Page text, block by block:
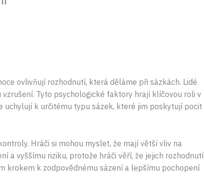
ovlivňují rozhodnutí, která děláme při sázkách. Lidé
Tyto psychologické faktory hrají klíčovou roli v
k určitému typu sázek, které jim poskytují pocit
Hráči si mohou myslet, že mají větší vliv na
a vyššímu riziku, protože hráči věří, že jejich rozhodnutí
krokem k zodpovědnému sázení a lepšímu pochopení